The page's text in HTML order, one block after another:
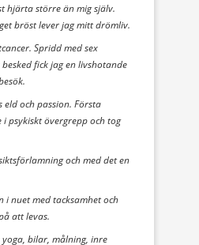
hjärta större än mig själv.
bröst lever jag mitt drömliv.
Spridd med sex
fick jag en livshotande
och passion. Första
psykiskt övergrepp och tog
och med det en
i nuet med tacksamhet och
att levas.
bilar, målning, inre